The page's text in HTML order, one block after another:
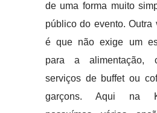
de uma forma muito
público do evento. Outra
é que não exige um
para a alimentação,
serviços de buffet ou
garçons. Aqui na